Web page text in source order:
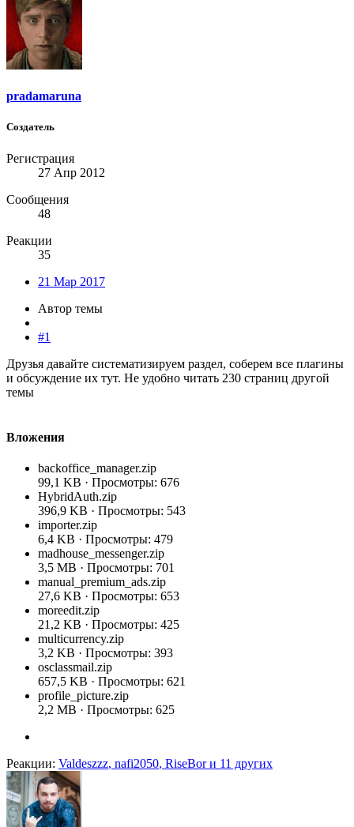
pradamaruna
Создатель
Регистрация
27 Апр 2012
Сообщения
48
Реакции
35
21 Мар 2017
Автор темы
#1
Друзья давайте систематизируем раздел, соберем все плагины
и обсуждение их тут. Не удобно читать 230 страниц другой
темы
Вложения
backoffice_manager.zip
99,1 KB · Просмотры: 676
HybridAuth.zip
396,9 KB · Просмотры: 543
importer.zip
6,4 KB · Просмотры: 479
madhouse_messenger.zip
3,5 MB · Просмотры: 701
manual_premium_ads.zip
27,6 KB · Просмотры: 653
moreedit.zip
21,2 KB · Просмотры: 425
multicurrency.zip
3,2 KB · Просмотры: 393
osclassmail.zip
657,5 KB · Просмотры: 621
profile_picture.zip
2,2 MB · Просмотры: 625
Реакции: Valdeszzz, nafi2050, RiseBorи 11 других